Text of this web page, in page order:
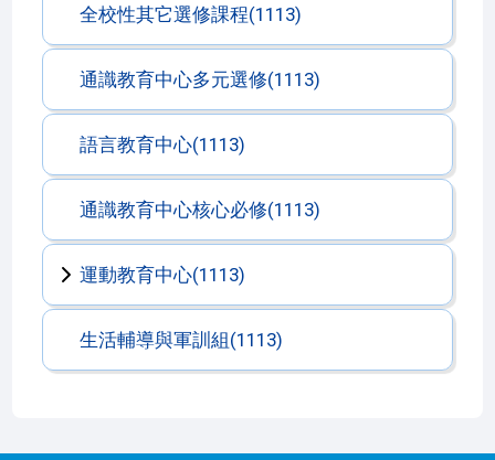
全校性其它選修課程(1113)
通識教育中心多元選修(1113)
語言教育中心(1113)
通識教育中心核心必修(1113)
運動教育中心(1113)
生活輔導與軍訓組(1113)